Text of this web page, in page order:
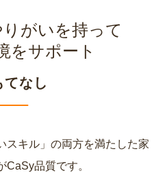
がいを持って
をサポート
てなし
スキル」の両方を満たした家
品質です。